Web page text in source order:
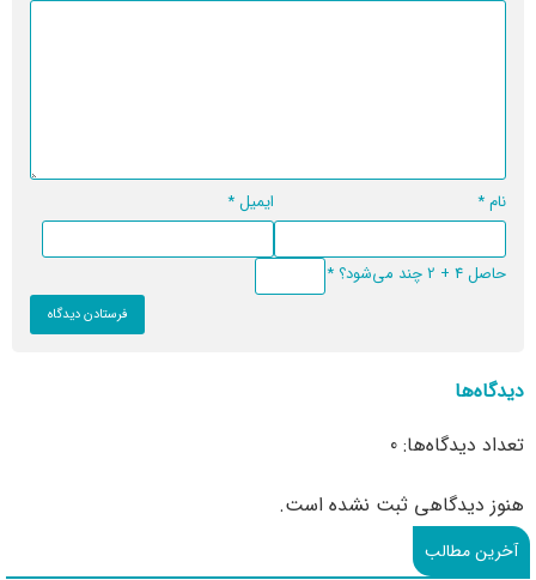
نام* ایمیل*
حاصل 4 + 2 چند می‌شود؟ *
دیدگاه‌ها
تعداد دیدگاه‌ها: 0
هنوز دیدگاهی ثبت نشده است.
آخرین مطالب